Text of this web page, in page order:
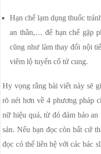
Hạn chế lạm dụng thuốc
an thần,… để hạn chế gặp
cũng như làm thay đổi nội
viêm lộ tuyến cổ tử cung.
Hy vọng rằng bài viết này sẽ
rõ nét hơn về 4 phương pháp
nữ hiệu quả, từ đó đảm bảo
sản. Nếu bạn đọc còn bất cứ
đọc có thể liên hệ với các bác